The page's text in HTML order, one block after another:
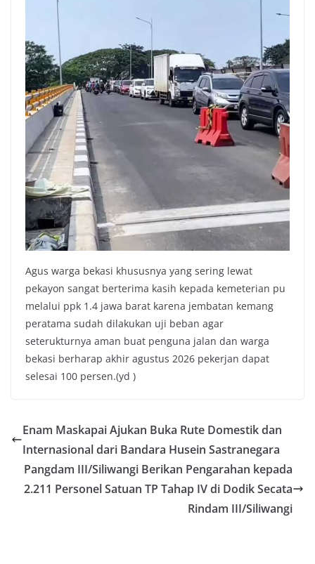
Agus warga bekasi khususnya yang sering lewat
pekayon sangat berterima kasih kepada kemeterian pu
melalui ppk 1.4 jawa barat karena jembatan kemang
peratama sudah dilakukan uji beban agar
seterukturnya aman buat penguna jalan dan warga
bekasi berharap akhir agustus 2026 pekerjan dapat
selesai 100 persen.(yd )
Enam Maskapai Ajukan Buka Rute Domestik dan
Internasional dari Bandara Husein Sastranegara
Pangdam III/Siliwangi Berikan Pengarahan kepada
2.211 Personel Satuan TP Tahap IV di Dodik Secata
Rindam III/Siliwangi